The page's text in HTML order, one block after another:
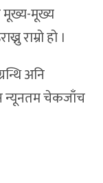
मूख्य-मूख्य
राम्रो हो ।
अनि
न्यूनतम चेकजाँच